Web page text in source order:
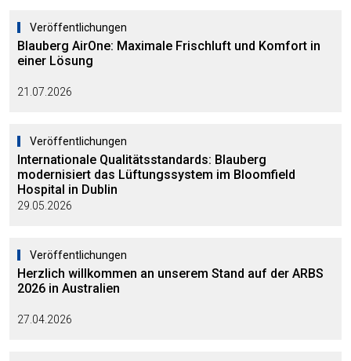
Veröffentlichungen
Blauberg AirOne: Maximale Frischluft und Komfort in
einer Lösung
21.07.2026
Veröffentlichungen
Internationale Qualitätsstandards: Blauberg
modernisiert das Lüftungssystem im Bloomfield
Hospital in Dublin
29.05.2026
Veröffentlichungen
Herzlich willkommen an unserem Stand auf der ARBS
2026 in Australien
27.04.2026